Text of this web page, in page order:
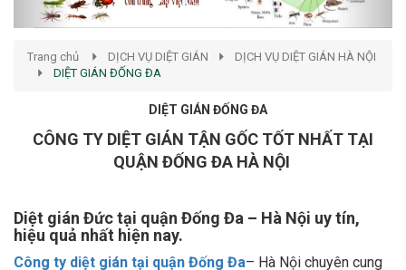
DỊCH VỤ DIỆT GIÁN
DỊCH VỤ DIỆT GIÁN HÀ NỘI
DIỆT GIÁN ĐỐNG ĐA
DIỆT GIÁN ĐỐNG ĐA
CÔNG TY DIỆT GIÁN TẬN GỐC TỐT NHẤT TẠI
QUẬN ĐỐNG ĐA HÀ NỘI
Diệt gián Đức tại quận Đống Đa – Hà Nội uy tín,
hiệu quả nhất hiện nay.
Công ty diệt gián tại quận Đống Đa
– Hà Nội chuyên cung